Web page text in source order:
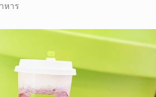
หาร